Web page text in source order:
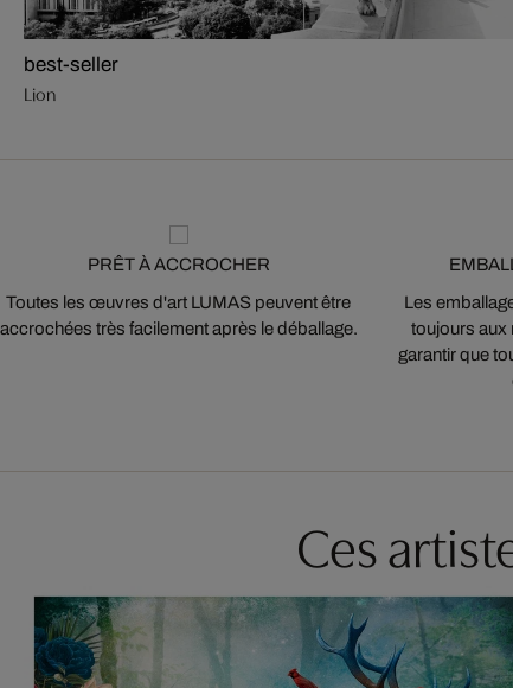
best-seller
Lion
PRÊT À ACCROCHER
Toutes les œuvres d'art LUMAS peuvent être
accrochées très facilement après le déballage.
Les
toujours aux
garantir que
Ces